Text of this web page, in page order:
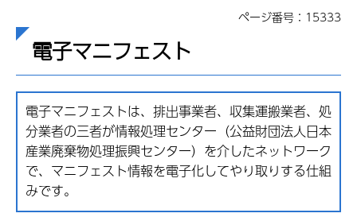
ページ番号：15333
電子マニフェスト
電子マニフェストは、排出事業者、収集運搬業者、処
分業者の三者が情報処理センター（公益財団法人日本
産業廃棄物処理振興センター）を介したネットワーク
で、マニフェスト情報を電子化してやり取りする仕組
みです。